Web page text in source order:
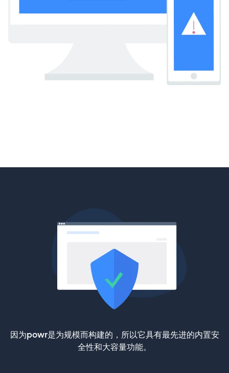
因为powr是为规模而构建的，所以它具有最先进的内置安
全性和大容量功能。